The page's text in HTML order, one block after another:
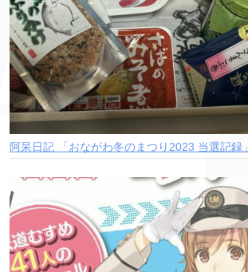
阿呆日記 「おながわ冬のまつり2023 当選記録」